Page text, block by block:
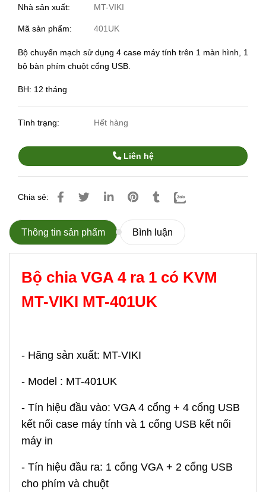
Nhà sản xuất: MT-VIKI
Mã sản phẩm: 401UK
Bộ chuyển mạch sử dụng 4 case máy tính trên 1 màn hình, 1
bộ bàn phím chuột cổng USB.
BH: 12 tháng
Tình trạng: Hết hàng
Liên hệ
Chia sẻ:
Thông tin sản phẩm Bình luận
Bộ chia VGA 4 ra 1 có KVM
MT-VIKI MT-401UK
- Hãng sản xuất: MT-VIKI
- Model : MT-401UK
- Tín hiệu đầu vào: VGA 4 cổng + 4 cổng USB
kết nối case máy tính và 1 cổng USB kết nối
máy in
- Tín hiệu đầu ra: 1 cổng VGA + 2 cổng USB
cho phím và chuột